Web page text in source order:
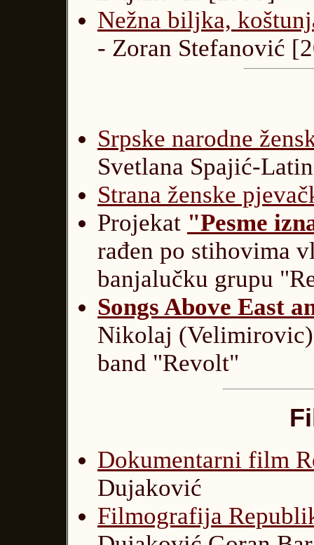
Nežna biljka,
- Zoran Stefanović
Srpske narodne
Svetlana Spajić-
Strana ženske
Projekat "Pesme
rađen po stihovima
banjalučku grupu
Songs Above East
Nikolaj (Velimirovic)
band "Revolt"
Dokumentarni film
Dujaković
Filmografija